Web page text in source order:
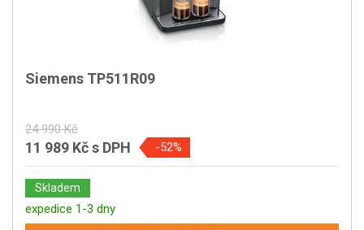
Siemens TP511R09
24 990 Kč
11 989 Kčs DPH -52%
Skladem
expedice 1-3 dny